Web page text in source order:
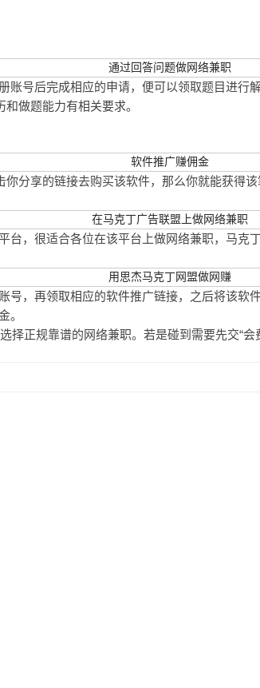
号后完成相应的申请，便可以领取题目进
做题能力有相关要求。
分享的链接去购买该软件，那么你就能获得
，很适合各位在该平台上做网络兼职，马
，再领取相应的软件推广链接，之后将该
。
正规靠谱的网络兼职。若是碰到需要先交“会